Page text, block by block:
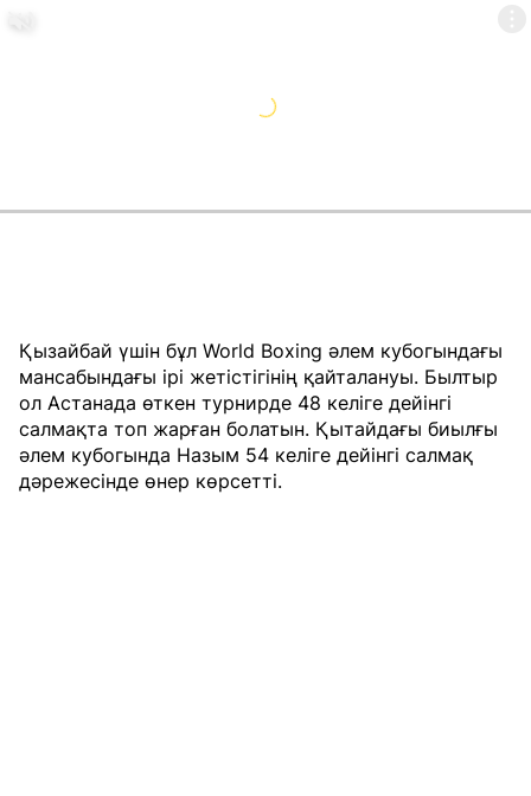
Қызайбай үшін бұл World Boxing әлем кубогындағы
мансабындағы ірі жетістігінің қайталануы. Былтыр
ол Астанада өткен турнирде 48 келіге дейінгі
салмақта топ жарған болатын. Қытайдағы биылғы
әлем кубогында Назым 54 келіге дейінгі салмақ
дәрежесінде өнер көрсетті.